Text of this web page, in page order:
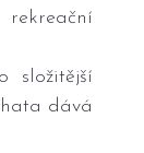
složitější
dává